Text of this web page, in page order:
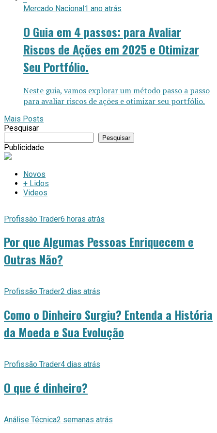
Mercado Nacional1 ano atrás
O Guia em 4 passos: para Avaliar
Riscos de Ações em 2025 e Otimizar
Seu Portfólio.
Neste guia, vamos explorar um método passo a passo
para avaliar riscos de ações e otimizar seu portfólio.
Mais Posts
Pesquisar
Pesquisar
Publicidade
Novos
+ Lidos
Videos
Profissão Trader6 horas atrás
Por que Algumas Pessoas Enriquecem e
Outras Não?
Profissão Trader2 dias atrás
Como o Dinheiro Surgiu? Entenda a História
da Moeda e Sua Evolução
Profissão Trader4 dias atrás
O que é dinheiro?
Análise Técnica2 semanas atrás